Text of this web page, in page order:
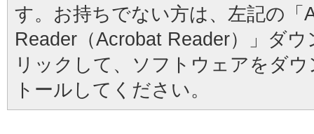
す。お持ちでない方は、左記の「
Reader（Acrobat Reader）」ダ
リックして、ソフトウェアをダ
トールしてください。